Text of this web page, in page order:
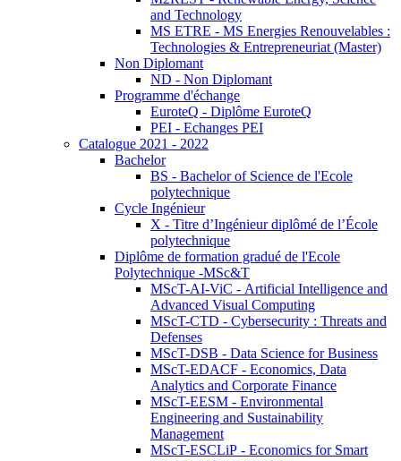
and Technology
MS ETRE - MS Energies Renouvelables :
Technologies & Entrepreneuriat (Master)
Non Diplomant
ND - Non Diplomant
Programme d'échange
EuroteQ - Diplôme EuroteQ
PEI - Echanges PEI
Catalogue 2021 - 2022
Bachelor
BS - Bachelor of Science de l'Ecole
polytechnique
Cycle Ingénieur
X - Titre d’Ingénieur diplômé de l’École
polytechnique
Diplôme de formation gradué de l'Ecole
Polytechnique -MSc&T
MScT-AI-ViC - Artificial Intelligence and
Advanced Visual Computing
MScT-CTD - Cybersecurity : Threats and
Defenses
MScT-DSB - Data Science for Business
MScT-EDACF - Economics, Data
Analytics and Corporate Finance
MScT-EESM - Environmental
Engineering and Sustainability
Management
MScT-ESCLiP - Economics for Smart